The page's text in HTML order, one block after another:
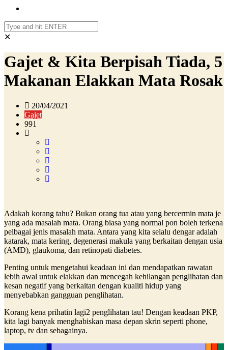
✕
Gajet & Kita Berpisah Tiada, 5
Makanan Elakkan Mata Rosak
20/04/2021
Gajet
991
Adakah korang tahu? Bukan orang tua atau yang bercermin mata je
yang ada masalah mata. Orang biasa yang normal pon boleh terkena
pelbagai jenis masalah mata. Antara yang kita selalu dengar adalah
katarak, mata kering, degenerasi makula yang berkaitan dengan usia
(AMD), glaukoma, dan retinopati diabetes.
Penting untuk mengetahui keadaan ini dan mendapatkan rawatan
lebih awal untuk elakkan dan mencegah kehilangan penglihatan dan
kesan negatif yang berkaitan dengan kualiti hidup yang
menyebabkan gangguan penglihatan.
Korang kena prihatin lagi2 penglihatan tau! Dengan keadaan PKP,
kita lagi banyak menghabiskan masa depan skrin seperti phone,
laptop, tv dan sebagainya.